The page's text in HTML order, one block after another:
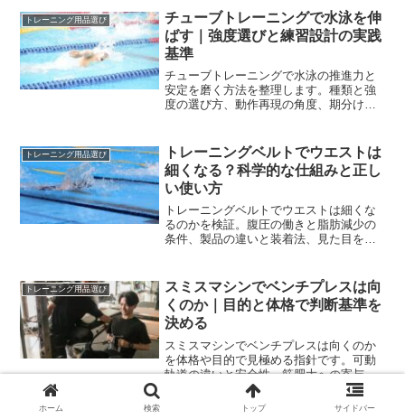
す。
トレーニング用品選び
チューブトレーニングで水泳を伸
ばす｜強度選びと練習設計の実践
基準
チューブトレーニングで水泳の推進力と
安定を磨く方法を整理します。種類と強
度の選び方、動作再現の角度、期分け設
トレーニング用品選び
トレーニングベルトでウエストは
細くなる？科学的な仕組みと正し
い使い方
トレーニングベルトでウエストは細くな
るのかを検証。腹圧の働きと脂肪減少の
条件、製品の違いと装着法、見た目を引
トレーニング用品選び
スミスマシンでベンチプレスは向
くのか｜目的と体格で判断基準を
決める
スミスマシンでベンチプレスは向くのか
を体格や目的で見極める指針です。可動
軌道の違いと安全性、筋肥大への寄与、
家トレ設置の注意まで具体策を整理し、
自分に合う選択に繋げます。
ホーム 検索 トップ サイドバー